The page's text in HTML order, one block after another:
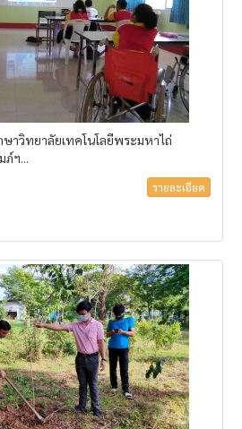
าวิทยาลัยเทคโนโลยีพระมหาไถ่
ภ์ฯ...
รายละเอียด